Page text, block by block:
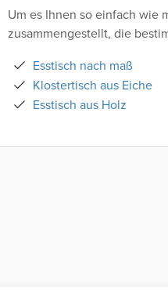
Um es Ihnen so einfach wie
zusammengestellt, die
Esstisch nach maß
Klostertisch aus Eiche
Esstisch aus Holz